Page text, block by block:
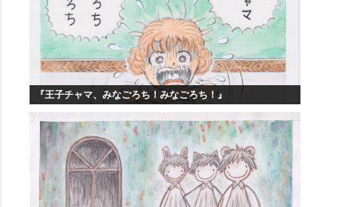
『王子チャマ、みなごろち！みなごろち！』